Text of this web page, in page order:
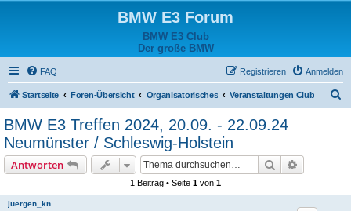
BMW E3 Forum
BMW E3 Club
Der große BMW
FAQ Anmelden
Registrieren
Startseite Foren-Übersicht Organisatorisches Veranstaltungen Club
BMW E3 Treffen 2024, 20.09. - 22.09.24
Neumünster / Schleswig-Holstein
Antworten Suche
1 Beitrag • Seite 1 von 1
juergen_kn